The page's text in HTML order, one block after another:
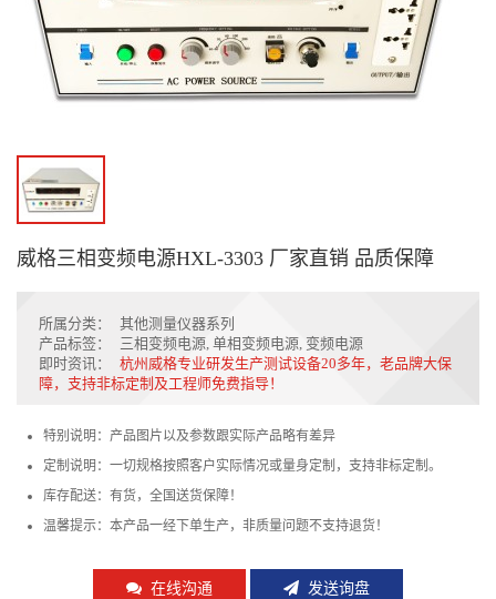
威格三相变频电源HXL-3303 厂家直销 品质保障
所属分类：
其他测量仪器系列
产品标签：
三相变频电源, 单相变频电源, 变频电源
即时资讯：
杭州威格专业研发生产测试设备20多年，老品牌大保
障，支持非标定制及工程师免费指导！
特别说明：产品图片以及参数跟实际产品略有差异
定制说明：一切规格按照客户实际情况或量身定制，支持非标定制。
库存配送：有货，全国送货保障！
温馨提示：本产品一经下单生产，非质量问题不支持退货！
在线沟通 发送询盘